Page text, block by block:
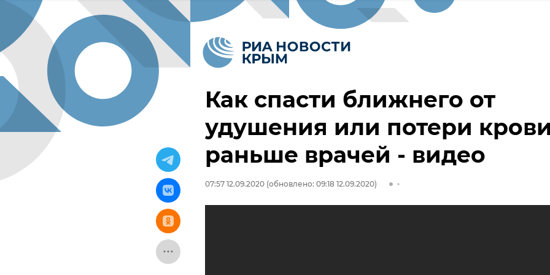
Как спасти ближнего от
удушения или потери
раньше врачей - видео
07:57 12.09.2020 (обновлено: 09:18 12.09.2020)